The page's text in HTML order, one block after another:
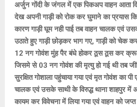
अर्जुन गोंदी के जंगल में एक पिकअप वाहन आता
देख अपनी गाड़ी को रोक कर घुमाने का प्रयास
कारण गाड़ी घूम नही पाई तब वाहन चालक एवं
उठाते हुए गाड़ी छोड़कर भाग गए, गाड़ी को चेक
12 नग गोवंश मुंह पैर बंधे होकर ठूस ठूस कर
जिसमे से 03 नग गोवंश की मृत्यु हो गई थी तब
सुरक्षित गोशाला पहुंचाया गया एवं मृत गोवंश का पी
चालक एवं उसके साथी के विरुद्ध थाना शाहपुर में
कायम कर विवेचना में लिया गया एवं वाहन को जप्त